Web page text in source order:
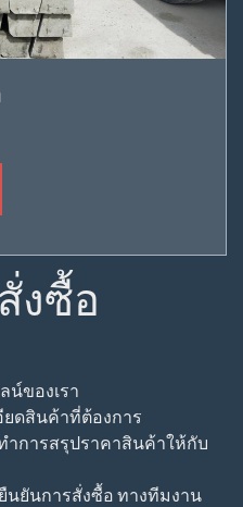
งซื้อ
น์ของเรา
ยดสินค้าที่ต้องการ
ำการสรุปราคาสินค้าให้กับ
นยันการสั่งซื้อ ทางทีมงาน